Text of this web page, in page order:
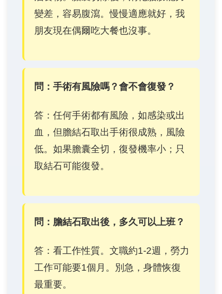
變差，容易腹瀉。慢慢適應就好，我
朋友現在偶爾吃大餐也沒事。
問：手術有風險嗎？會不會復發？
答：任何手術都有風險，如感染或出
血，但膽結石取出手術很成熟，風險
低。如果膽囊全切，復發機率小；只
取結石可能復發。
問：膽結石取出後，多久可以上班？
答：看工作性質。文職約1-2週，勞力
工作可能要1個月。別急，身體恢復
最重要。